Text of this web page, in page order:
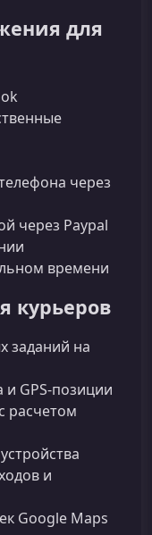
для
через
через Paypal
времени
курьеров
заданий на
GPS‑позиции
расчетом
и
Google Maps